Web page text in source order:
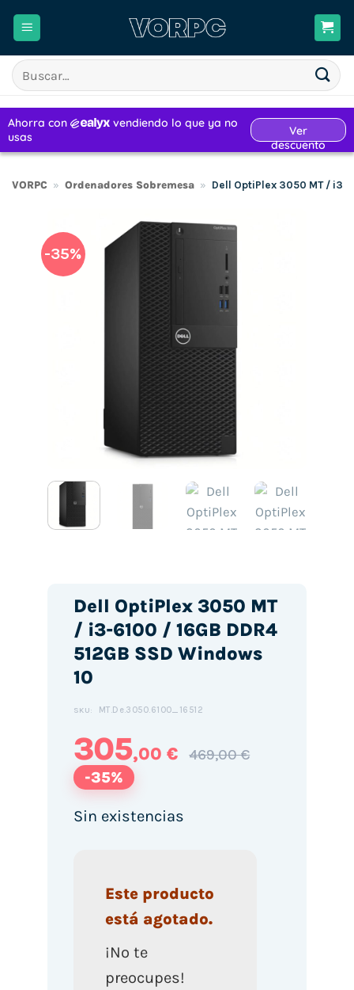
Buscar
por:
VORPC » Ordenadores Sobremesa » Dell OptiPlex 3050 MT / i3-
-35%
Dell OptiPlex 3050 MT
/ i3-6100 / 16GB DDR4
512GB SSD Windows
10
SKU: MT.De.3050.6100_16512
305,00 € 469,00 €
-35%
Sin existencias
Este producto
está agotado.
¡No te
preocupes!